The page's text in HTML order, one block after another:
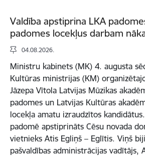
Valdība apstiprina LKA
padomes locekļus darbam
04.08.2026.
Ministru kabinets (MK) 4. augusta
Kultūras ministrijas (KM)
Jāzepa Vītola Latvijas Mūzikas
padomes un Latvijas Kultūras
locekļa amatu izraudzītos
padomē apstiprināts Cēsu novada
vietnieks Atis Egliņš – Eglītis. Viņš
pašvaldības administrācijas vadītājs,